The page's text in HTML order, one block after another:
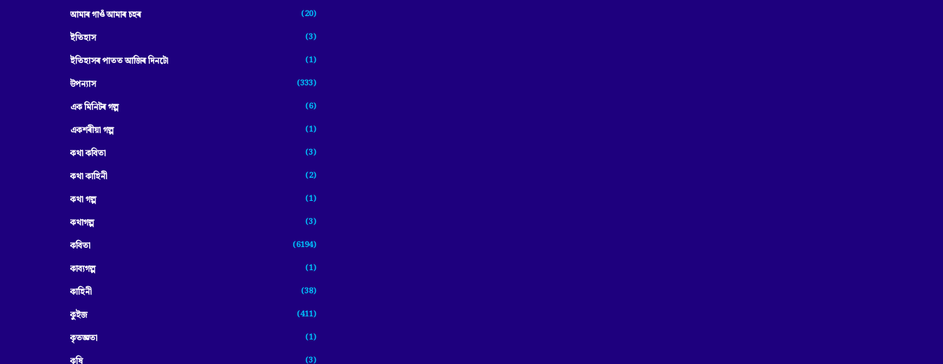
আমাৰ গাওঁ আমাৰ চহৰ (20)
ইতিহাস (3)
ইতিহাসৰ পাতত আজিৰ দিনটো (1)
উপন্যাস (333)
এক মিনিটৰ গল্প (6)
একশৰীয়া গল্প (1)
কথা কবিতা (3)
কথা কাহিনী (2)
কথা গল্প (1)
কথাগল্প (3)
কবিতা (6194)
কাব্যগল্প (1)
কাহিনী (38)
কুইজ (411)
কৃতজ্ঞতা (1)
(3)